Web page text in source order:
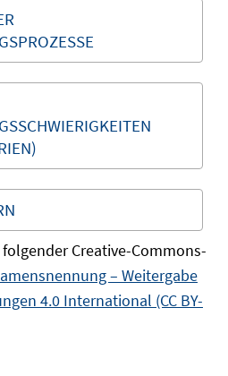
Creative-Commons-
– Weitergabe
4.0 International (CC BY-